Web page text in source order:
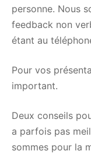
personne. Nous
feedback non
étant au
Pour vos
important.
Deux conseils
a parfois pas
sommes pour la